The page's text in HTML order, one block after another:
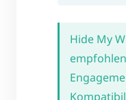
Hide My